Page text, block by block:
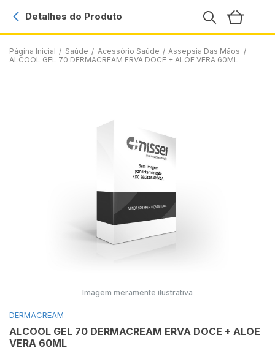
Página Inicial / Saúde / Acessório Saúde / Assepsia Das Mãos /
ALCOOL GEL 70 DERMACREAM ERVA DOCE + ALOE VERA 60ML
Detalhes do Produto
Imagem meramente ilustrativa
DERMACREAM
ALCOOL GEL 70 DERMACREAM ERVA DOCE + ALOE
VERA 60ML